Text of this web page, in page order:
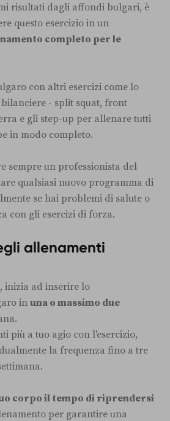
risultati dagli affondi bulgari, è
questo esercizio in un
completo per le
con altri esercizi come lo
bilanciere - split squat, front
e gli step-up per allenare tutti
in modo completo.
sempre un professionista del
qualsiasi nuovo programma di
se hai problemi di salute o
con gli esercizi di forza.
allenamenti
, inizia ad inserire lo
inuna o massimo due
più a tuo agio con l'esercizio,
la frequenza fino a tre
corpo il tempo di riprendersi
per garantire una